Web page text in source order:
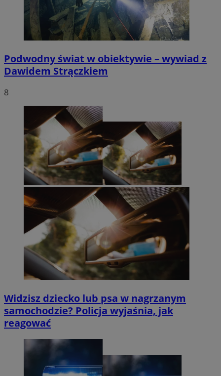
Podwodny świat w obiektywie – wywiad z
Dawidem Strączkiem
8
Widzisz dziecko lub psa w nagrzanym
samochodzie? Policja wyjaśnia, jak
reagować